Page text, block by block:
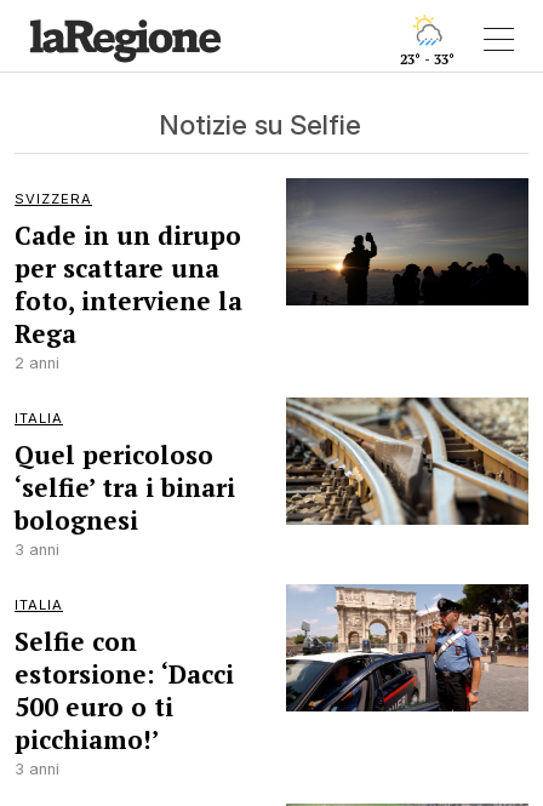
23° - 33°
Notizie su Selfie
SVIZZERA
Cade in un dirupo
per scattare una
foto, interviene la
Rega
2 anni
ITALIA
Quel pericoloso
‘selfie’ tra i binari
bolognesi
3 anni
ITALIA
Selfie con
estorsione: ‘Dacci
500 euro o ti
picchiamo!’
3 anni